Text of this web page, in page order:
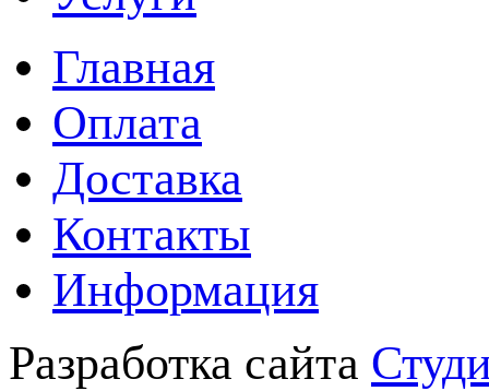
Главная
Оплата
Доставка
Контакты
Информация
Разработка сайта